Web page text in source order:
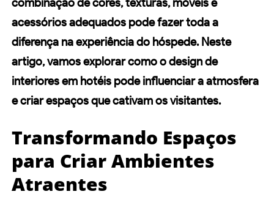
acessóriosadequados pode fazer toda a
diferença na experiência do hóspede. Neste
artigo, vamos explorar como odesign de
interiores em hotéis pode influenciar a atmosfera
e criar espaços que cativam os visitantes.
Transformando Espaços
para Criar Ambientes
Atraentes